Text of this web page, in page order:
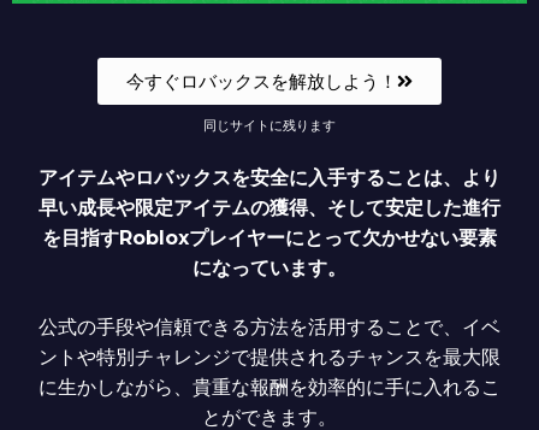
今すぐロバックスを解放しよう！
同じサイトに残ります
アイテムやロバックスを安全に入手することは、より
早い成長や限定アイテムの獲得、そして安定した進行
を目指すRobloxプレイヤーにとって欠かせない要素
になっています。
公式の手段や信頼できる方法を活用することで、イベ
ントや特別チャレンジで提供されるチャンスを最大限
に生かしながら、貴重な報酬を効率的に手に入れるこ
とができます。